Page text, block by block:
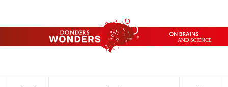
de
DONDERS
OVER HERSENEN EN WETENSCHAP // ON BRAINS AND